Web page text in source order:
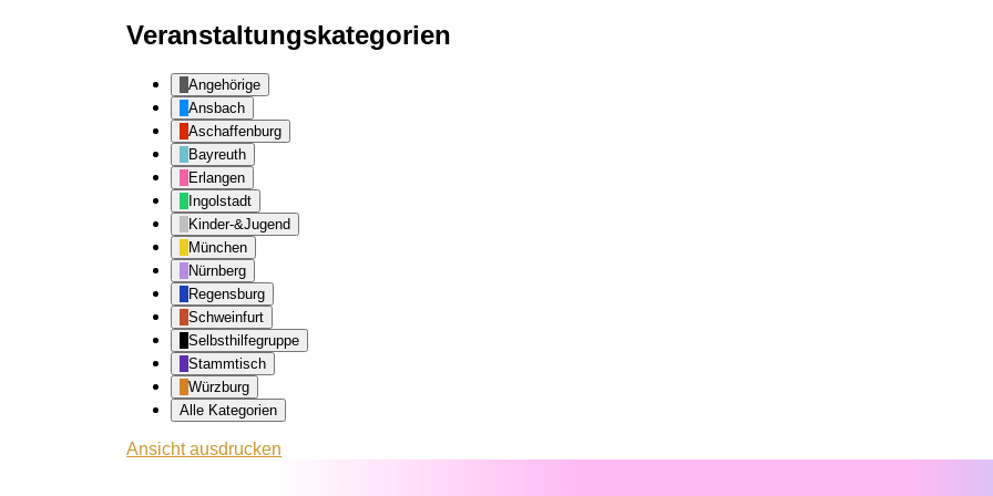
Veranstaltungskategorien
Angehörige
Ansbach
Aschaffenburg
Bayreuth
Erlangen
Ingolstadt
Kinder-&Jugend
München
Nürnberg
Regensburg
Schweinfurt
Selbsthilfegruppe
Stammtisch
Würzburg
Alle Kategorien
Ansichtausdrucken